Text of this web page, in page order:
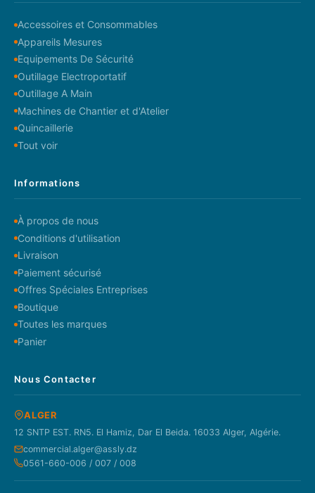
Accessoires et Consommables
Appareils Mesures
Equipements De Sécurité
Outillage Electroportatif
Outillage A Main
Machines de Chantier et d'Atelier
Quincaillerie
Tout voir
Informations
À propos de nous
Conditions d'utilisation
Livraison
Paiement sécurisé
Offres Spéciales Entreprises
Boutique
Toutes les marques
Panier
Nous Contacter
ALGER
12 SNTP EST. RN5. El Hamiz, Dar El Beida. 16033 Alger, Algérie.
commercial.alger@assly.dz
0561-660-006 / 007 / 008